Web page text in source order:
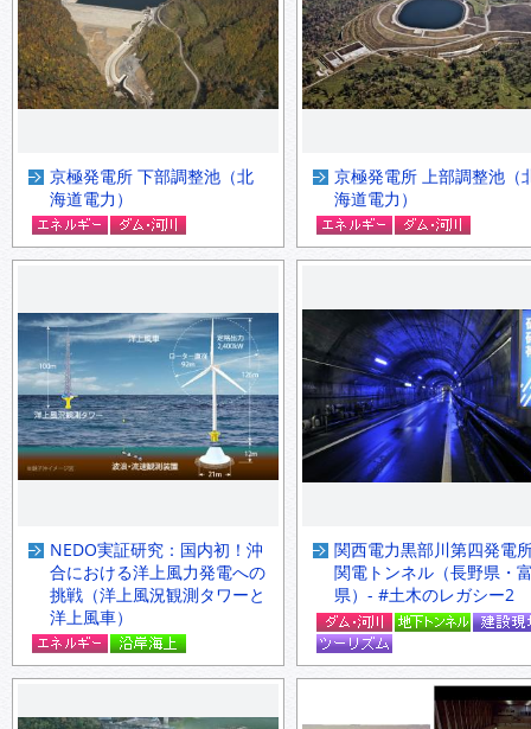
京極発電所 下部調整池（北
海道電力）
京極発電所 上部調整池（
海道電力）
NEDO実証研究：国内初！沖
合における洋上風力発電への
挑戦（洋上風況観測タワーと
洋上風車）
関西電力黒部川第四発電
関電トンネル（長野県・
県）- #土木のレガシー2